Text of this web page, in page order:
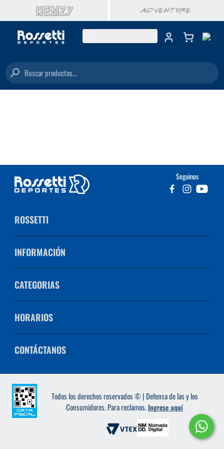
Buscar productos...
Seguinos
ROSSETTI
INFORMACIÓN
CATEGORIAS
HORARIOS
CONTÁCTANOS
Todos los derechos reservados © | Defensa de las y los
Consumidores. Para reclamos.Ingrese aquí